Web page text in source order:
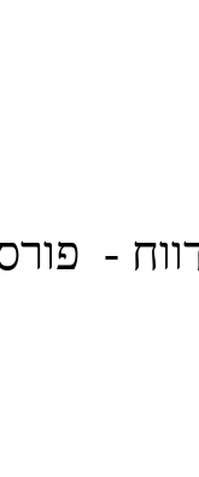
- פורסם